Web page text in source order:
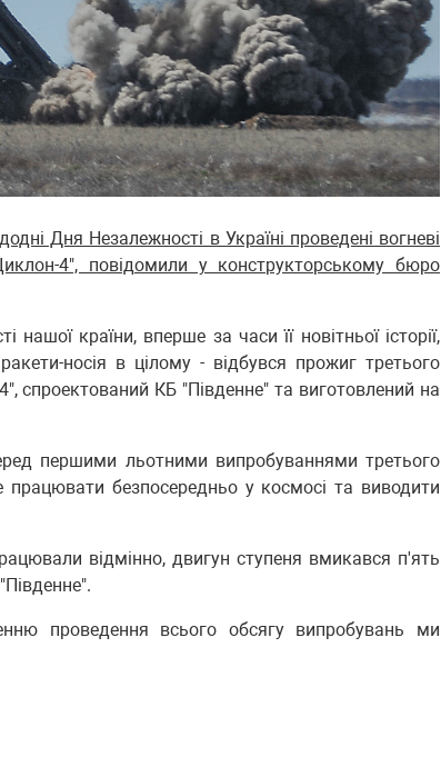
Дня Незалежності в Україні проведені вогневі
4", повідомили у конструкторському бюро
нашої країни, вперше за часи її новітньої історії,
носія в цілому - відбувся прожиг третього
спроектований КБ "Південне" та виготовлений на
першими льотними випробуваннями третього
працювати безпосередньо у космосі та виводити
відмінно, двигун ступеня вмикався п'ять
проведення всього обсягу випробувань ми